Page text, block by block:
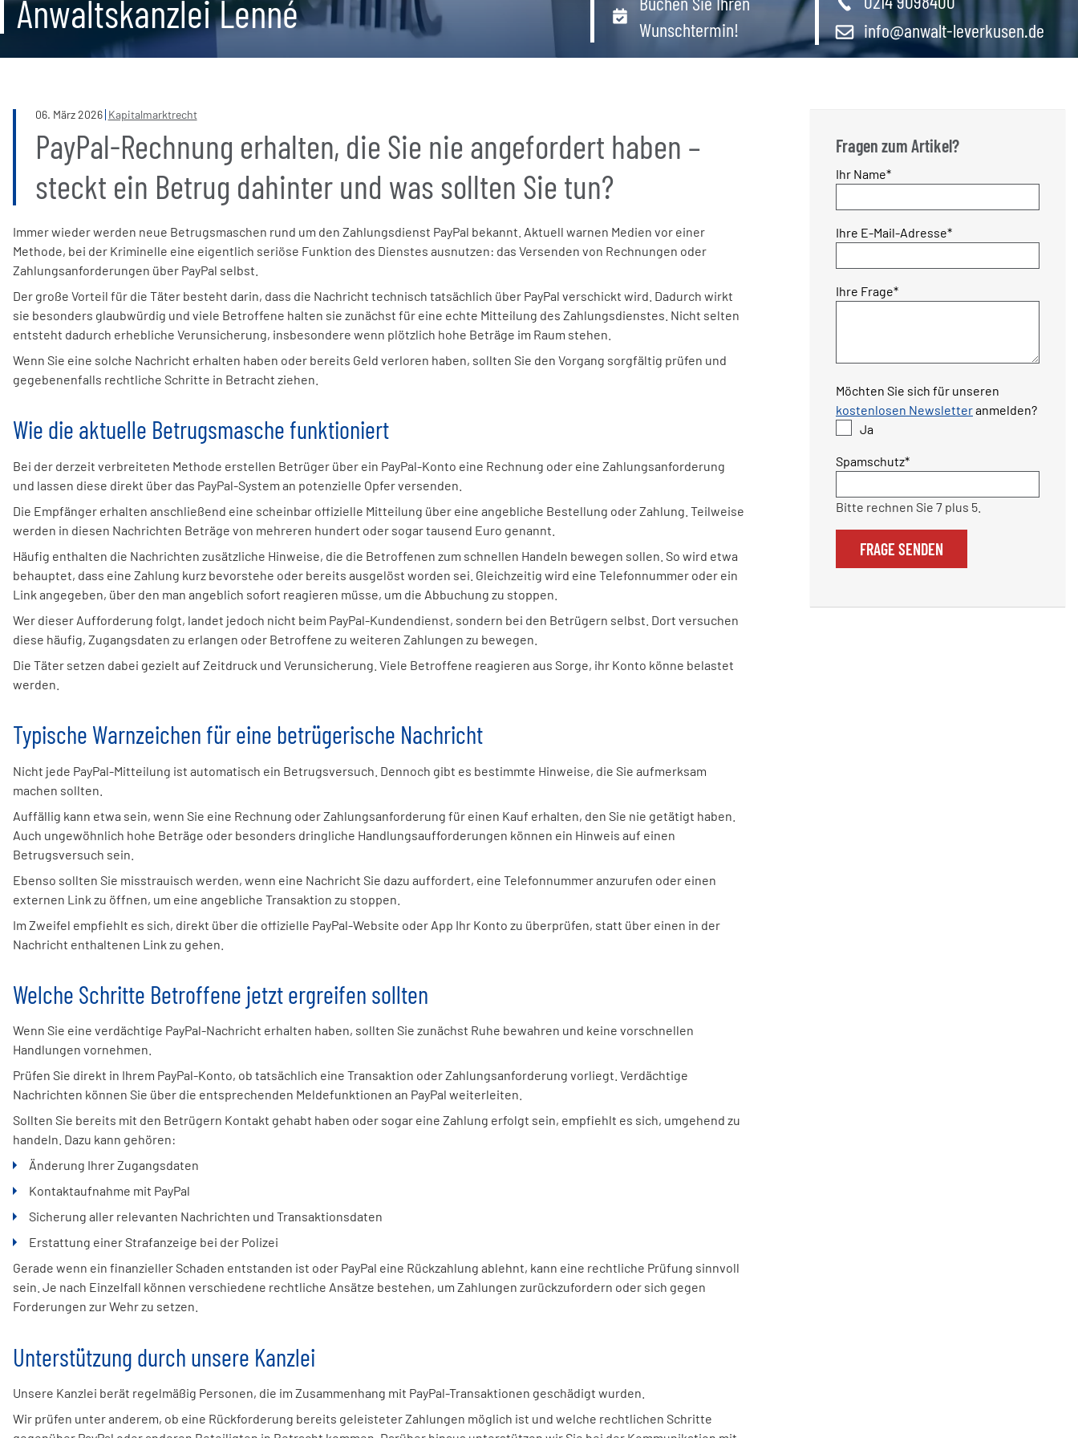
Anwaltskanzlei Lenné
Wunschtermin!
info@anwalt-leverkusen.de
06. März2026 Kapitalmarktrecht
PayPal-Rechnung erhalten, die Sie nie angefordert haben –
steckt ein Betrug dahinter und was sollten Sie tun?
Immer wieder werden neue Betrugsmaschen rund um den Zahlungsdienst PayPal bekannt. Aktuell warnen Medien vor einer
Methode, bei der Kriminelle eine eigentlich seriöse Funktion des Dienstes ausnutzen: das Versenden von Rechnungen oder
Zahlungsanforderungen über PayPal selbst.
Der große Vorteil für die Täter besteht darin, dass die Nachricht technisch tatsächlich über PayPal verschickt wird. Dadurch wirkt
sie besonders glaubwürdig und viele Betroffene halten sie zunächst für eine echte Mitteilung des Zahlungsdienstes. Nicht selten
entsteht dadurch erhebliche Verunsicherung, insbesondere wenn plötzlich hohe Beträge im Raum stehen.
Wenn Sie eine solche Nachricht erhalten haben oder bereits Geld verloren haben, sollten Sie den Vorgang sorgfältig prüfen und
gegebenenfalls rechtliche Schritte in Betracht ziehen.
Wie die aktuelle Betrugsmasche funktioniert
Bei der derzeit verbreiteten Methode erstellen Betrüger über ein PayPal-Konto eine Rechnung oder eine Zahlungsanforderung
und lassen diese direkt über das PayPal-System an potenzielle Opfer versenden.
Die Empfänger erhalten anschließend eine scheinbar offizielle Mitteilung über eine angebliche Bestellung oder Zahlung. Teilweise
werden in diesen Nachrichten Beträge von mehreren hundert oder sogar tausend Euro genannt.
Häufig enthalten die Nachrichten zusätzliche Hinweise, die die Betroffenen zum schnellen Handeln bewegen sollen. So wird etwa
behauptet, dass eine Zahlung kurz bevorstehe oder bereits ausgelöst worden sei. Gleichzeitig wird eine Telefonnummer oder ein
Link angegeben, über den man angeblich sofort reagieren müsse, um die Abbuchung zu stoppen.
Wer dieser Aufforderung folgt, landet jedoch nicht beim PayPal-Kundendienst, sondern bei den Betrügern selbst. Dort versuchen
diese häufig, Zugangsdaten zu erlangen oder Betroffene zu weiteren Zahlungen zu bewegen.
Die Täter setzen dabei gezielt auf Zeitdruck und Verunsicherung. Viele Betroffene reagieren aus Sorge, ihr Konto könne belastet
werden.
Typische Warnzeichen für eine betrügerische Nachricht
Nicht jede PayPal-Mitteilung ist automatisch ein Betrugsversuch. Dennoch gibt es bestimmte Hinweise, die Sie aufmerksam
machen sollten.
Auffällig kann etwa sein, wenn Sie eine Rechnung oder Zahlungsanforderung für einen Kauf erhalten, den Sie nie getätigt haben.
Auch ungewöhnlich hohe Beträge oder besonders dringliche Handlungsaufforderungen können ein Hinweis auf einen
Betrugsversuch sein.
Ebenso sollten Sie misstrauisch werden, wenn eine Nachricht Sie dazu auffordert, eine Telefonnummer anzurufen oder einen
externen Link zu öffnen, um eine angebliche Transaktion zu stoppen.
Im Zweifel empfiehlt es sich, direkt über die offizielle PayPal-Website oder App Ihr Konto zu überprüfen, statt über einen in der
Nachricht enthaltenen Link zu gehen.
Welche Schritte Betroffene jetzt ergreifen sollten
Wenn Sie eine verdächtige PayPal-Nachricht erhalten haben, sollten Sie zunächst Ruhe bewahren und keine vorschnellen
Handlungen vornehmen.
Prüfen Sie direkt in Ihrem PayPal-Konto, ob tatsächlich eine Transaktion oder Zahlungsanforderung vorliegt. Verdächtige
Nachrichten können Sie über die entsprechenden Meldefunktionen an PayPal weiterleiten.
Sollten Sie bereits mit den Betrügern Kontakt gehabt haben oder sogar eine Zahlung erfolgt sein, empfiehlt es sich, umgehend zu
handeln. Dazu kann gehören:
Änderung Ihrer Zugangsdaten
Kontaktaufnahme mit PayPal
Sicherung aller relevanten Nachrichten und Transaktionsdaten
Erstattung einer Strafanzeige bei der Polizei
Gerade wenn ein finanzieller Schaden entstanden ist oder PayPal eine Rückzahlung ablehnt, kann eine rechtliche Prüfung sinnvoll
sein. Je nach Einzelfall können verschiedene rechtliche Ansätze bestehen, um Zahlungen zurückzufordern oder sich gegen
Forderungen zur Wehr zu setzen.
Unterstützung durch unsere Kanzlei
Unsere Kanzlei berät regelmäßig Personen, die im Zusammenhang mit PayPal-Transaktionen geschädigt wurden.
Wir prüfen unter anderem, ob eine Rückforderung bereits geleisteter Zahlungen möglich ist und welche rechtlichen Schritte
Fragen zum Artikel?
Pflichtfeld
Ihr Name*
Pflichtfeld
Ihre E-Mail-Adresse*
Pflichtfeld
Ihre Frage*
Möchten Sie sich für unseren
kostenlosen Newsletteranmelden?
Ja
Pflichtfeld
Spamschutz*
Bitte rechnen Sie 7 plus 5.
FRAGE SENDEN